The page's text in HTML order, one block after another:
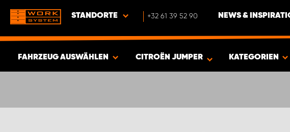
STANDORTE +32 61 39 52 90 NEWS &
FAHRZEUG AUSWÄHLEN
ARTIKEL
CITROËN JUMPER KATEGORIEN